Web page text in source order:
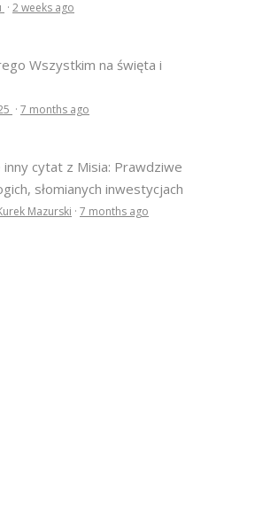
· 2 weeks ago
Wszystkim na święta i
· 7 months ago
cytat z Misia: Prawdziwe
słomianych inwestycjach
Mazurski · 7 months ago